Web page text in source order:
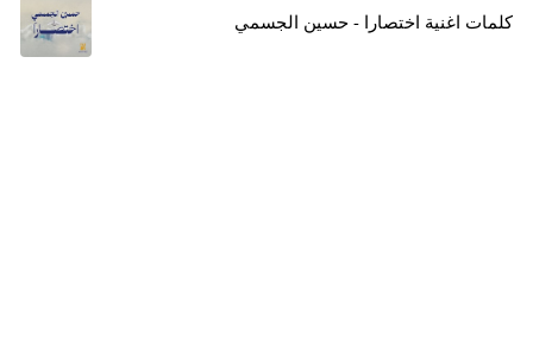
كلمات اغنية اختصارا - حسين الجسمي